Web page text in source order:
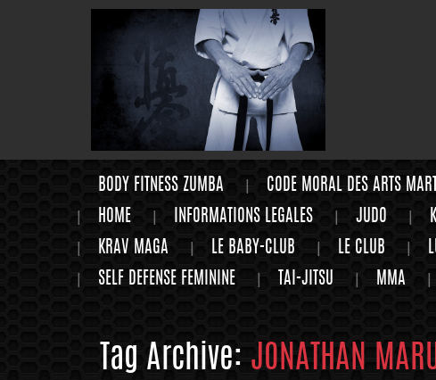
BODY FITNESS ZUMBA CODE MORAL DES ARTS
HOME
INFORMATIONS LEGALES JUDO
KRAV MAGA
LE BABY-CLUB LE CLUB
SELF DEFENSE FEMININE
TAI-JITSU MMA
Tag Archive: JONATHAN